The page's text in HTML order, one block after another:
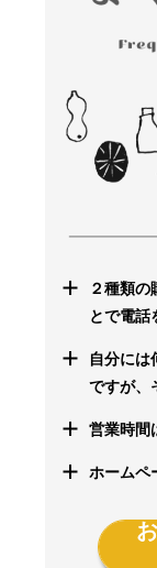
２種類の
とで電話
自分には
ですが、
営業時間
ホームペ